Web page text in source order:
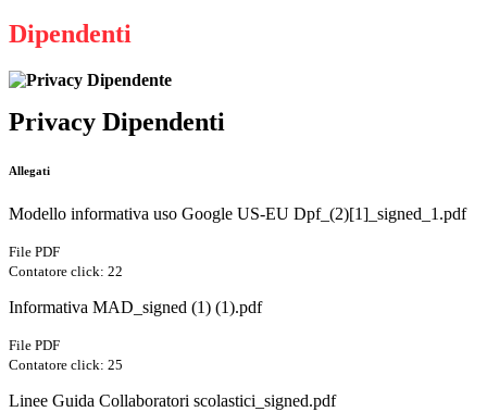
Dipendenti
Privacy Dipendenti
Allegati
Modello informativa uso Google US-EU Dpf_(2)[1]_signed_1.pdf
File PDF
Contatore click: 22
Informativa MAD_signed (1) (1).pdf
File PDF
Contatore click: 25
Linee Guida Collaboratori scolastici_signed.pdf